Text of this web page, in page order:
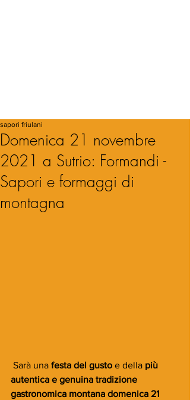
Domenica 21 novembre
2021 a Sutrio: Formandi -
Sapori e formaggi di
montagna
sapori friulani
Sarà una festa del gusto e della più
autentica e genuina tradizione
gastronomica montana domenica 21